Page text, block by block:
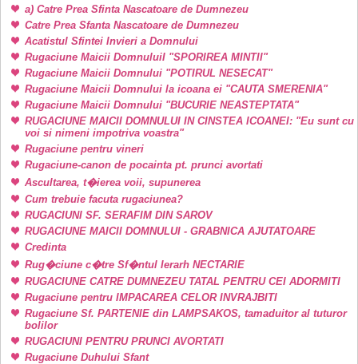
a) Catre Prea Sfinta Nascatoare de Dumnezeu
Catre Prea Sfanta Nascatoare de Dumnezeu
Acatistul Sfintei Invieri a Domnului
Rugaciune Maicii DomnuluiI "SPORIREA MINTII"
Rugaciune Maicii Domnului "POTIRUL NESECAT"
Rugaciune Maicii Domnului la icoana ei "CAUTA SMERENIA"
Rugaciune Maicii Domnului "BUCURIE NEASTEPTATA"
RUGACIUNE MAICII DOMNULUI IN CINSTEA ICOANEI: "Eu sunt cu
voi si nimeni impotriva voastra"
Rugaciune pentru vineri
Rugaciune-canon de pocainta pt. prunci avortati
Ascultarea, t�ierea voii, supunerea
Cum trebuie facuta rugaciunea?
RUGACIUNI SF. SERAFIM DIN SAROV
RUGACIUNE MAICII DOMNULUI - GRABNICA AJUTATOARE
Credinta
Rug�ciune c�tre Sf�ntul Ierarh NECTARIE
RUGACIUNE CATRE DUMNEZEU TATAL PENTRU CEI ADORMITI
Rugaciune pentru IMPACAREA CELOR INVRAJBITI
Rugaciune Sf. PARTENIE din LAMPSAKOS, tamaduitor al tuturor
bolilor
RUGACIUNI PENTRU PRUNCI AVORTATI
Rugaciune Duhului Sfant